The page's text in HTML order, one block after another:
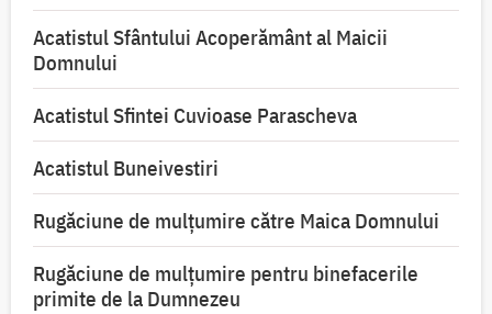
Acatistul Sfântului Acoperământ al Maicii
Domnului
Acatistul Sfintei Cuvioase Parascheva
Acatistul Buneivestiri
Rugăciune de mulţumire către Maica Domnului
Rugăciune de mulțumire pentru binefacerile
primite de la Dumnezeu